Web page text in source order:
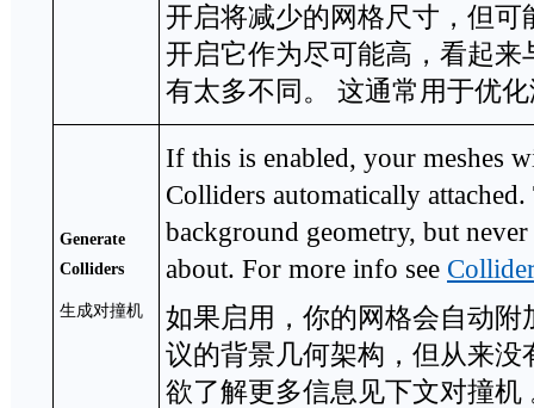
开启将减少的网格尺寸，但
开启它作为尽可能高，看起
有太多不同。 这通常用于优
Generate
Colliders
生成对撞机
If this is enabled, your meshes
Colliders automatically
background geometry, but
about. For more info see
如果启用，你的网格会自动
议的背景几何架构，但从来
欲了解更多信息见下文对撞机